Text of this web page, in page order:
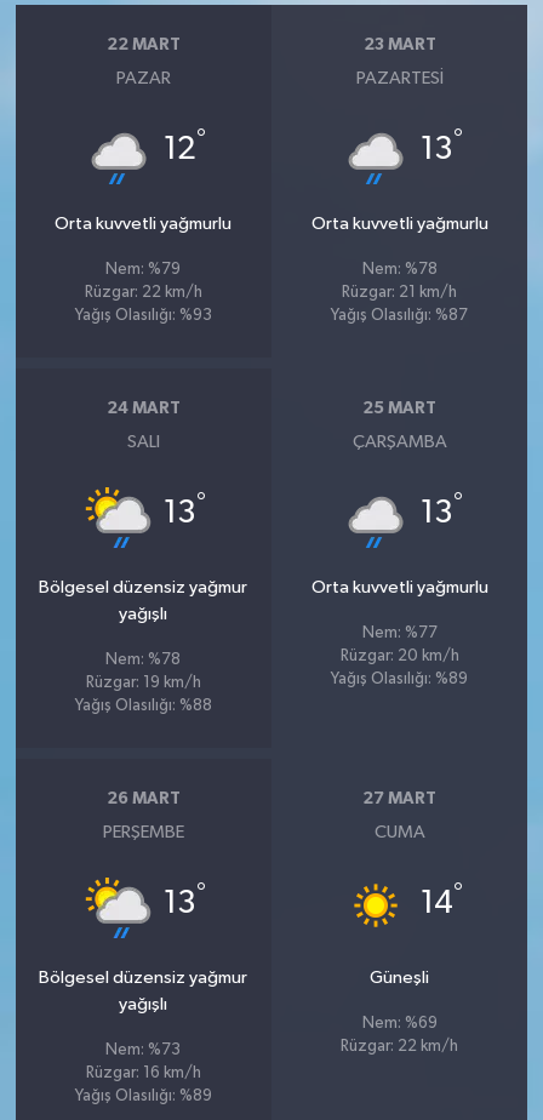
22 MART
PAZAR
12°
Orta kuvvetli yağmurlu
Nem: %79
Rüzgar: 22 km/h
Yağış Olasılığı: %93
23 MART
PAZARTESI
13°
Orta kuvvetli yağmurlu
Nem: %78
Rüzgar: 21 km/h
Yağış Olasılığı: %87
24 MART
SALI
13°
Bölgesel düzensiz yağmur
yağışlı
Nem: %78
Rüzgar: 19 km/h
Yağış Olasılığı: %88
25 MART
ÇARŞAMBA
13°
Orta kuvvetli yağmurlu
Nem: %77
Rüzgar: 20 km/h
Yağış Olasılığı: %89
26 MART
PERŞEMBE
13°
Bölgesel düzensiz yağmur
yağışlı
Nem: %73
Rüzgar: 16 km/h
Yağış Olasılığı: %89
27 MART
CUMA
14°
Güneşli
Nem: %69
Rüzgar: 22 km/h